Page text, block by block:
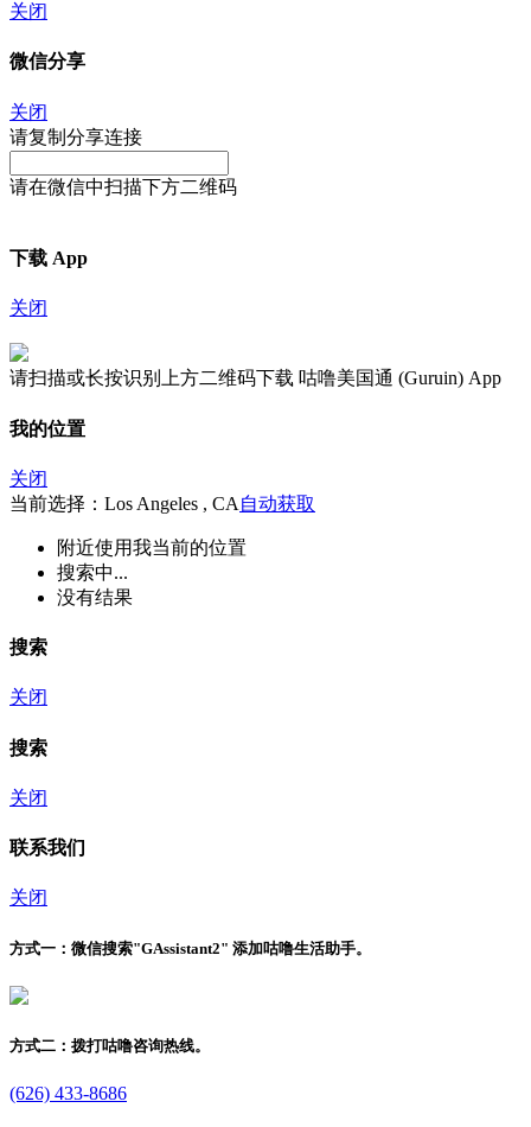
关闭
微信分享
关闭
请复制分享连接
请在微信中扫描下方二维码
下载 App
关闭
请扫描或长按识别上方二维码下载 咕噜美国通 (Guruin) App
我的位置
关闭
当前选择：Los Angeles , CA 自动获取
附近使用我当前的位置
搜索中...
没有结果
搜索
关闭
搜索
关闭
联系我们
关闭
方式一： 微信搜索"GAssistant2" 添加咕噜生活助手。
方式二： 拨打咕噜咨询热线。
(626) 433-8686